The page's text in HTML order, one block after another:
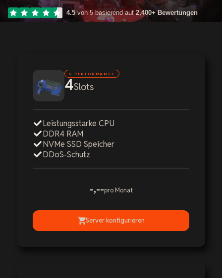
4.5 von 5 basierend auf2,400+ Bewertungen
S PERFORMANCE
4Slots
Leistungsstarke CPU
DDR4 RAM
NVMe SSD Speicher
DDoS-Schutz
-,--pro Monat
Server konfigurieren